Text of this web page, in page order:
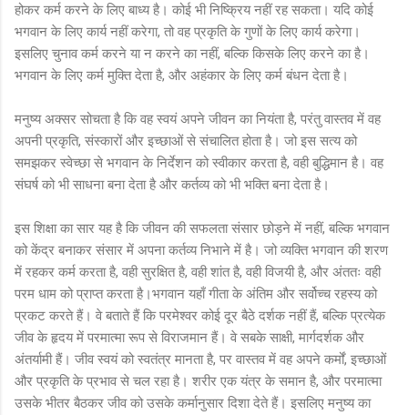
होकर कर्म करने के लिए बाध्य है। कोई भी निष्क्रिय नहीं रह सकता। यदि कोई
भगवान के लिए कार्य नहीं करेगा, तो वह प्रकृति के गुणों के लिए कार्य करेगा।
इसलिए चुनाव कर्म करने या न करने का नहीं, बल्कि किसके लिए करने का है।
भगवान के लिए कर्म मुक्ति देता है, और अहंकार के लिए कर्म बंधन देता है।
मनुष्य अक्सर सोचता है कि वह स्वयं अपने जीवन का नियंता है, परंतु वास्तव में वह
अपनी प्रकृति, संस्कारों और इच्छाओं से संचालित होता है। जो इस सत्य को
समझकर स्वेच्छा से भगवान के निर्देशन को स्वीकार करता है, वही बुद्धिमान है। वह
संघर्ष को भी साधना बना देता है और कर्तव्य को भी भक्ति बना देता है।
इस शिक्षा का सार यह है कि जीवन की सफलता संसार छोड़ने में नहीं, बल्कि भगवान
को केंद्र बनाकर संसार में अपना कर्तव्य निभाने में है। जो व्यक्ति भगवान की शरण
में रहकर कर्म करता है, वही सुरक्षित है, वही शांत है, वही विजयी है, और अंततः वही
परम धाम को प्राप्त करता है।भगवान यहाँ गीता के अंतिम और सर्वोच्च रहस्य को
प्रकट करते हैं। वे बताते हैं कि परमेश्वर कोई दूर बैठे दर्शक नहीं हैं, बल्कि प्रत्येक
जीव के हृदय में परमात्मा रूप से विराजमान हैं। वे सबके साक्षी, मार्गदर्शक और
अंतर्यामी हैं। जीव स्वयं को स्वतंत्र मानता है, पर वास्तव में वह अपने कर्मों, इच्छाओं
और प्रकृति के प्रभाव से चल रहा है। शरीर एक यंत्र के समान है, और परमात्मा
उसके भीतर बैठकर जीव को उसके कर्मानुसार दिशा देते हैं। इसलिए मनुष्य का